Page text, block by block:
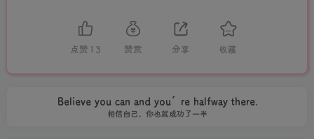
点赞 13 赞赏 分享 收藏
Believe you can and you’re halfway there.
相信自己，你也就成功了一半